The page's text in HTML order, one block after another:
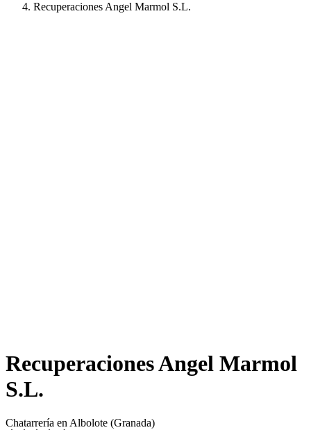
Recuperaciones Angel Marmol S.L.
Recuperaciones Angel Marmol
S.L.
Chatarrería en Albolote (Granada)